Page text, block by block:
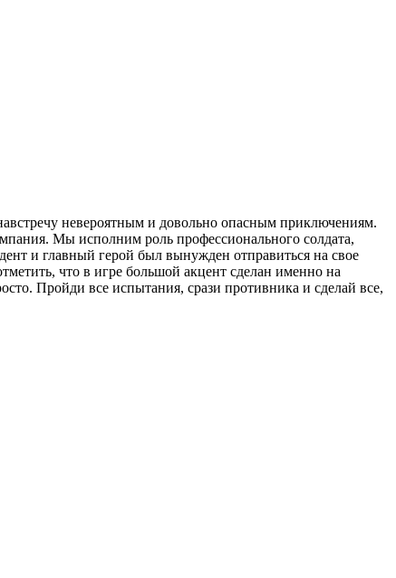
невероятным и довольно опасным приключениям.
Мы исполним роль профессионального солдата,
и главный герой был вынужден отправиться на свое
что в игре большой акцент сделан именно на
Пройди все испытания, срази противника и сделай все,